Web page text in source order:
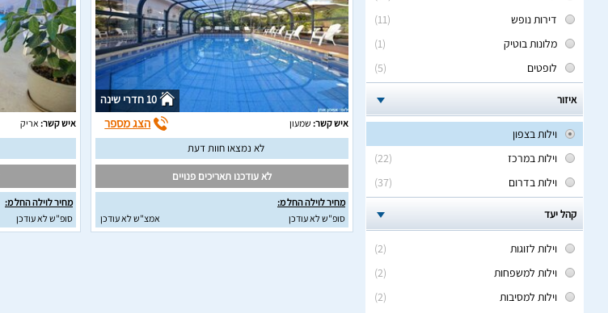
(11)
דירות נופש
(1)
מלונות בוטיק
(5)
לופטים
איזור
וילות בצפון
(22)
וילות במרכז
(37)
וילות בדרום
קהל יעד
(2)
וילות לזוגות
(2)
וילות למשפחות
(2)
וילות למסיבות
10 חדרי שינה
איש קשר: שמעון הצג מספר
לא נמצאו חוות דעת
לא עודכנו תאריכים פנויים
מחיר לוילה החל מ:
סופ"ש לא עודכן
אמצ"ש לא עודכן
איש קשר: אריק
מחיר לוילה החל מ:
סופ"ש לא עודכן